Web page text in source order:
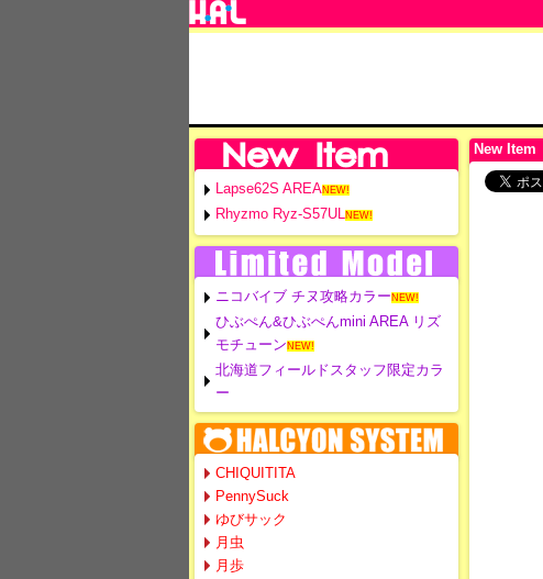
New Item
Lapse62S AREANEW!
Rhyzmo Ryz-S57ULNEW!
ニコバイブ チヌ攻略カラー NEW!
ひぶぺん&ひぶぺんmini AREA リズ
モチューン NEW!
北海道フィールドスタッフ限定カラ
ー
CHIQUITITA
PennySuck
ゆびサック
月虫
月歩